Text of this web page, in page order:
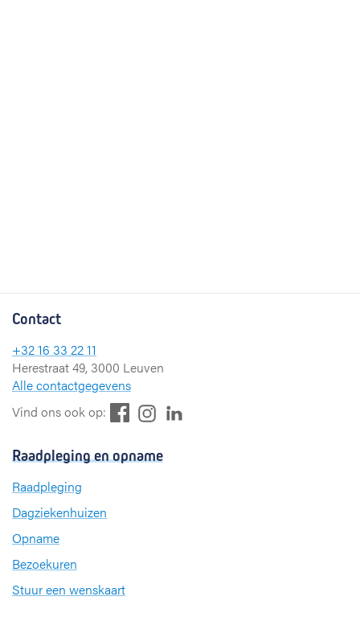
Contact
+32 16 33 22 11
Herestraat 49, 3000 Leuven
Alle contactgegevens
Vind ons ook op:
e
t
Raadpleging en opname
Raadpleging
Dagziekenhuizen
Opname
Bezoekuren
Stuur een wenskaart